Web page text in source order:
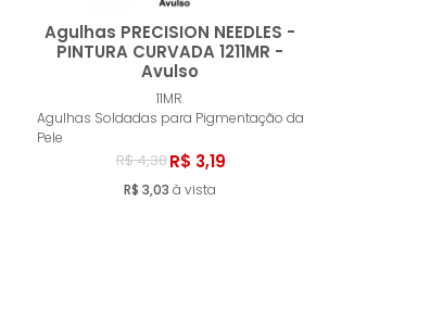
Agulhas PRECISION NEEDLES -
PINTURA CURVADA 1211MR -
Avulso
11MR
Agulhas Soldadas para Pigmentação da
Pele
R$ 4,38R$ 3,19
R$ 3,03 à vista
Comprar